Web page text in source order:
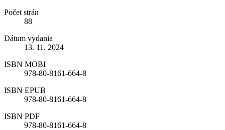
Počet strán
88
Dátum vydania
13. 11. 2024
ISBN MOBI
978-80-8161-664-8
ISBN EPUB
978-80-8161-664-8
ISBN PDF
978-80-8161-664-8